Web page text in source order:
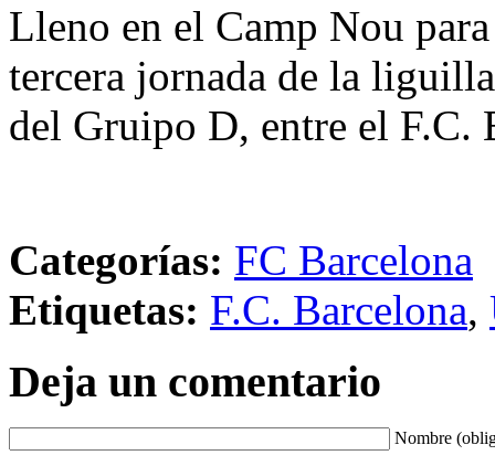
Lleno en el Camp Nou
tercera jornada de la
del Gruipo D, entre el F.C.
Categorías: FC Barcelona
Etiquetas: F.C. Barcelona,
Deja un comentario
Nombre